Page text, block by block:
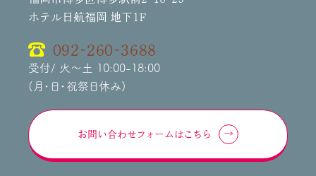
ホテル日航福岡 地下1F
092-260-3688
受付/ 火～土 10:00-18:00
(月・日・祝祭日休み)
お問い合わせフォームはこちら